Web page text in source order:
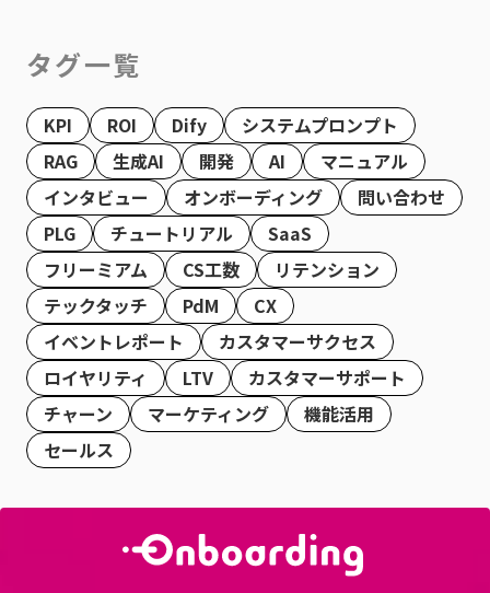
タグ一覧
KPI ROI Dify
システムプロンプト
RAG
生成AI 開発 AI
マニュアル
インタビュー
オンボーディング
問い合わせ
PLG
チュートリアル
SaaS
フリーミアム
CS工数
リテンション
テックタッチ
PdM
CX
イベントレポート
カスタマーサクセス
ロイヤリティ
LTV
カスタマーサポート
チャーン
マーケティング
機能活用
セールス